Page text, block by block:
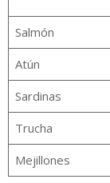
Salmón
Atún
Sardinas
Trucha
Mejillones